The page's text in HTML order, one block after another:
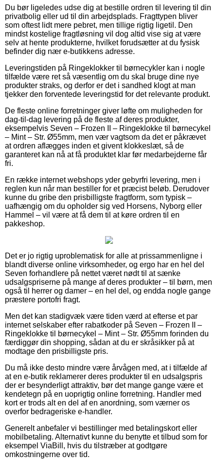
Du bør ligeledes udse dig at bestille ordren til levering til din
privatbolig eller ud til din arbejdsplads. Fragttypen bliver
som oftest lidt mere pebret, men tillige rigtig ligetil. Den
mindst kostelige fragtløsning vil dog altid vise sig at være
selv at hente produkterne, hvilket forudsætter at du fysisk
befinder dig nær e-butikkens adresse.
Leveringstiden på Ringeklokker til børnecykler kan i nogle
tilfælde være ret så væsentlig om du skal bruge dine nye
produkter straks, og derfor er det i sandhed klogt at man
tjekker den forventede leveringstid for det relevante produkt.
De fleste online forretninger giver løfte om muligheden for
dag-til-dag levering på de fleste af deres produkter,
eksempelvis Seven – Frozen II – Ringeklokke til børnecykel
– Mint – Str. Ø55mm, men vær vagtsom da det er påkrævet
at ordren aflægges inden et givent klokkeslæt, så de
garanteret kan nå at få produktet klar før medarbejderne får
fri.
En række internet webshops yder gebyrfri levering, men i
reglen kun når man bestiller for et præcist beløb. Derudover
kunne du gribe den prisbilligste fragtform, som typisk –
uafhængig om du opholder sig ved Horsens, Nyborg eller
Hammel – vil være at få dem til at køre ordren til en
pakkeshop.
Det er jo rigtig uproblematisk for alle at prissammenligne i
blandt diverse online virksomheder, og ergo har en hel del
Seven forhandlere på nettet været nødt til at sænke
udsalgspriserne på mange af deres produkter – til børn, men
også til herrer og damer – en hel del, og endda nogle gange
præstere portofri fragt.
Men det kan stadigvæk være tiden værd at efterse et par
internet selskaber efter rabatkoder på Seven – Frozen II –
Ringeklokke til børnecykel – Mint – Str. Ø55mm forinden du
færdiggør din shopping, sådan at du er skråsikker på at
modtage den prisbilligste pris.
Du må ikke desto mindre være årvågen med, at i tilfælde af
at en e-butik reklamerer deres produkter til en udsalgspris
der er besynderligt attraktiv, bør det mange gange være et
kendetegn på en uoprigtig online forretning. Handler med
kort er trods alt en del af en anordning, som værner os
overfor bedrageriske e-handler.
Generelt anbefaler vi bestillinger med betalingskort eller
mobilbetaling. Alternativt kunne du benytte et tilbud som for
eksempel ViaBill, hvis du tilstræber at godtgøre
omkostningerne over tid.